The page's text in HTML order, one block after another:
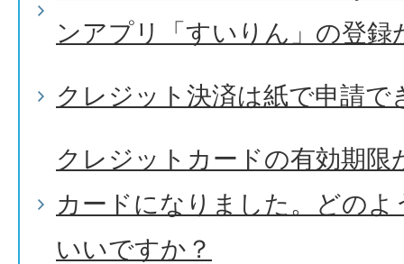
ンアプリ「すいりん」の登録
クレジット決済は紙で申請で
クレジットカードの有効期限
カードになりました。どの
いいですか？